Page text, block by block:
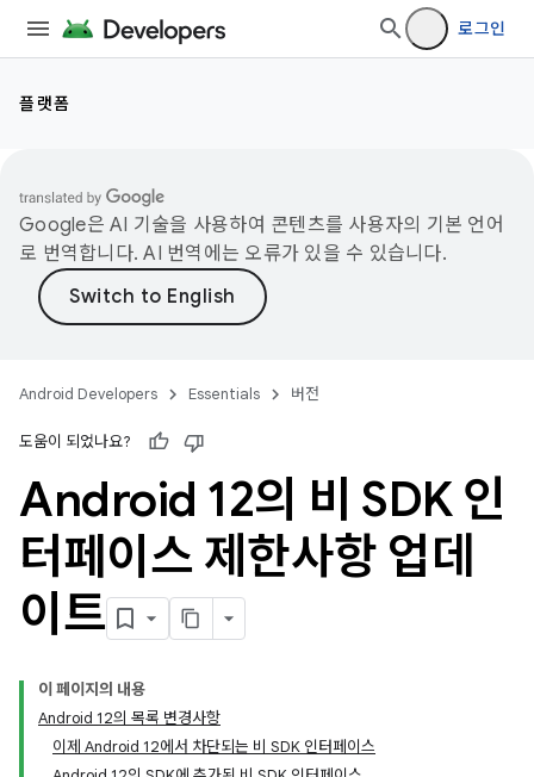
로그인
플랫폼
Google은 AI 기술을 사용하여 콘텐츠를 사용자의 기본 언어
로 번역합니다. AI 번역에는 오류가 있을 수 있습니다.
Android Developers Essentials 버전
도움이 되었나요?
Android 12의 비 SDK 인
터페이스 제한사항 업데
이트
이 페이지의 내용
Android 12의 목록 변경사항
이제 Android 12에서 차단되는 비 SDK 인터페이스